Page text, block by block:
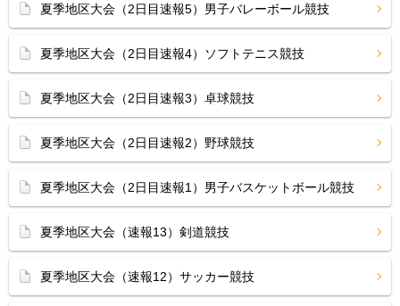
夏季地区大会（2日目速報5）男子バレーボール競技
夏季地区大会（2日目速報4）ソフトテニス競技
夏季地区大会（2日目速報3）卓球競技
夏季地区大会（2日目速報2）野球競技
夏季地区大会（2日目速報1）男子バスケットボール競技
夏季地区大会（速報13）剣道競技
夏季地区大会（速報12）サッカー競技